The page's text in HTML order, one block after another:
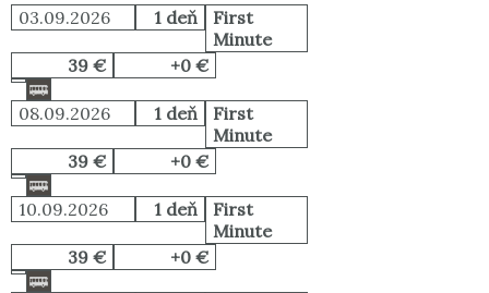
03.09.2026
1 deň
First
Minute
39 €
+0 €
08.09.2026 1 deň
First
Minute
39 €
+0 €
10.09.2026 1 deň
First
Minute
39 €
+0 €